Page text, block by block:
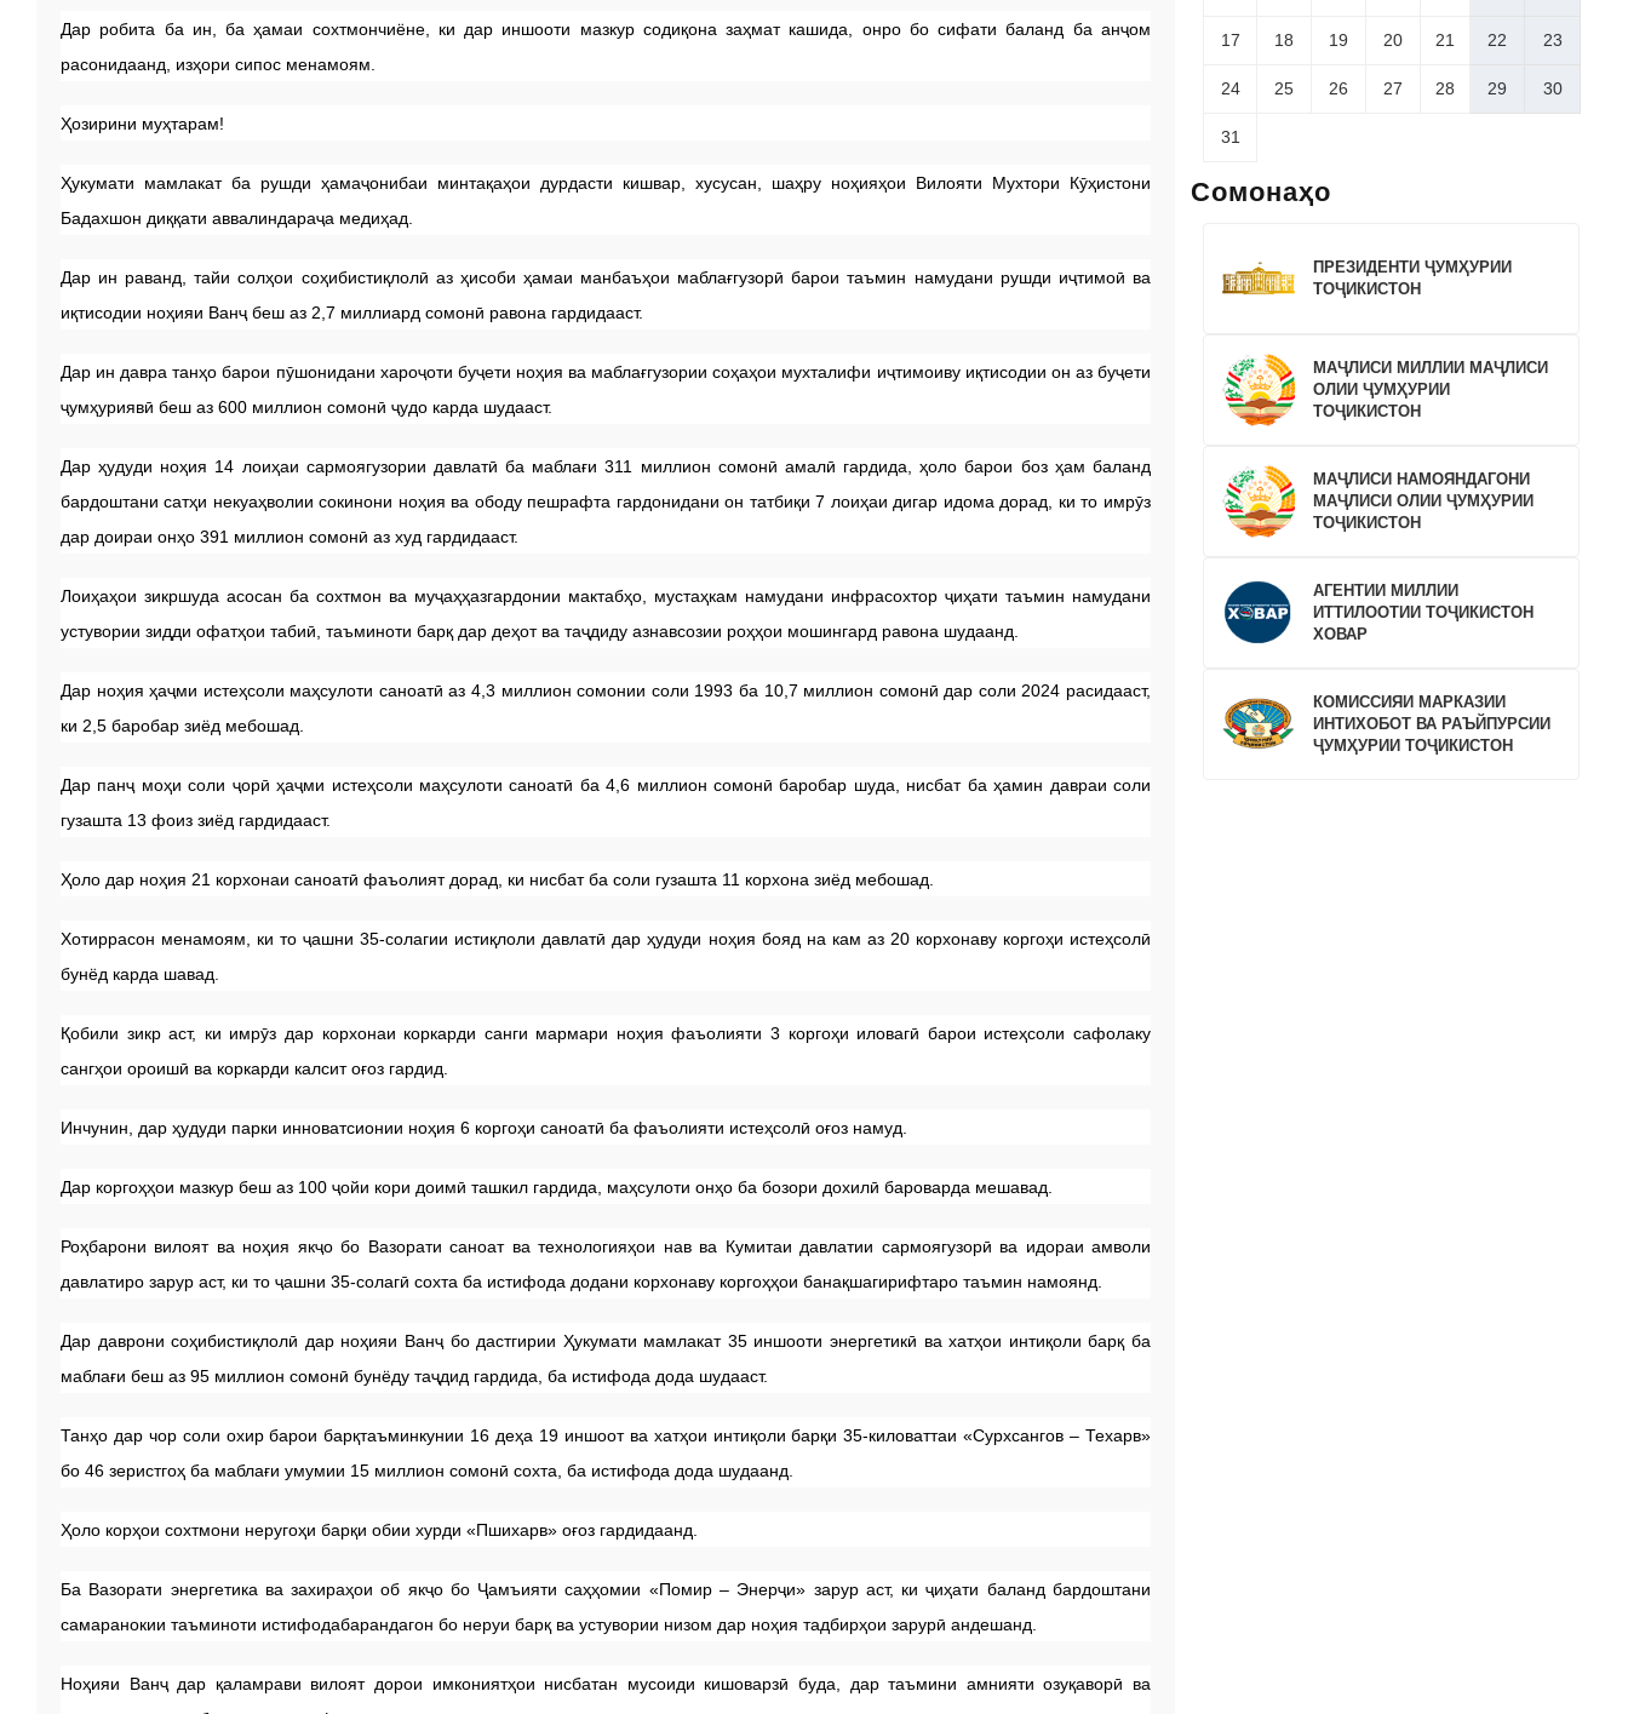
Дар робита ба ин, ба ҳамаи сохтмончиёне, ки дар иншооти мазкур содиқона заҳмат кашида, онро бо сифати баланд ба анҷом
расонидаанд, изҳори сипос менамоям.
Ҳозирини муҳтарам!
Ҳукумати мамлакат ба рушди ҳамаҷонибаи минтақаҳои дурдасти кишвар, хусусан, шаҳру ноҳияҳои Вилояти Мухтори Кӯҳистони
Бадахшон диққати аввалиндараҷа медиҳад.
Дар ин раванд, тайи солҳои соҳибистиқлолӣ аз ҳисоби ҳамаи манбаъҳои маблағгузорӣ барои таъмин намудани рушди иҷтимоӣ ва
иқтисодии ноҳияи Ванҷ беш аз 2,7 миллиард сомонӣ равона гардидааст.
Дар ин давра танҳо барои пӯшонидани хароҷоти буҷети ноҳия ва маблағгузории соҳаҳои мухталифи иҷтимоиву иқтисодии он аз буҷети
ҷумҳуриявӣ беш аз 600 миллион сомонӣ ҷудо карда шудааст.
Дар ҳудуди ноҳия 14 лоиҳаи сармоягузории давлатӣ ба маблағи 311 миллион сомонӣ амалӣ гардида, ҳоло барои боз ҳам баланд
бардоштани сатҳи некуаҳволии сокинони ноҳия ва ободу пешрафта гардонидани он татбиқи 7 лоиҳаи дигар идома дорад, ки то имрӯз
дар доираи онҳо 391 миллион сомонӣ аз худ гардидааст.
Лоиҳаҳои зикршуда асосан ба сохтмон ва муҷаҳҳазгардонии мактабҳо, мустаҳкам намудани инфрасохтор ҷиҳати таъмин намудани
устувории зидди офатҳои табиӣ, таъминоти барқ дар деҳот ва таҷдиду азнавсозии роҳҳои мошингард равона шудаанд.
Дар ноҳия ҳаҷми истеҳсоли маҳсулоти саноатӣ аз 4,3 миллион сомонии соли 1993 ба 10,7 миллион сомонӣ дар соли 2024 расидааст,
ки 2,5 баробар зиёд мебошад.
Дар панҷ моҳи соли ҷорӣ ҳаҷми истеҳсоли маҳсулоти саноатӣ ба 4,6 миллион сомонӣ баробар шуда, нисбат ба ҳамин давраи соли
гузашта 13 фоиз зиёд гардидааст.
Ҳоло дар ноҳия 21 корхонаи саноатӣ фаъолият дорад, ки нисбат ба соли гузашта 11 корхона зиёд мебошад.
Хотиррасон менамоям, ки то ҷашни 35-солагии истиқлоли давлатӣ дар ҳудуди ноҳия бояд на кам аз 20 корхонаву коргоҳи истеҳсолӣ
бунёд карда шавад.
Қобили зикр аст, ки имрӯз дар корхонаи коркарди санги мармари ноҳия фаъолияти 3 коргоҳи иловагӣ барои истеҳсоли сафолаку
сангҳои ороишӣ ва коркарди калсит оғоз гардид.
Инчунин, дар ҳудуди парки инноватсионии ноҳия 6 коргоҳи саноатӣ ба фаъолияти истеҳсолӣ оғоз намуд.
Дар коргоҳҳои мазкур беш аз 100 ҷойи кори доимӣ ташкил гардида, маҳсулоти онҳо ба бозори дохилӣ бароварда мешавад.
Роҳбарони вилоят ва ноҳия якҷо бо Вазорати саноат ва технологияҳои нав ва Кумитаи давлатии сармоягузорӣ ва идораи амволи
давлатиро зарур аст, ки то ҷашни 35-солагӣ сохта ба истифода додани корхонаву коргоҳҳои банақшагирифтаро таъмин намоянд.
Дар даврони соҳибистиқлолӣ дар ноҳияи Ванҷ бо дастгирии Ҳукумати мамлакат 35 иншооти энергетикӣ ва хатҳои интиқоли барқ ба
маблағи беш аз 95 миллион сомонӣ бунёду таҷдид гардида, ба истифода дода шудааст.
Танҳо дар чор соли охир барои барқтаъминкунии 16 деҳа 19 иншоот ва хатҳои интиқоли барқи 35-киловаттаи «Сурхсангов – Техарв»
бо 46 зеристгоҳ ба маблағи умумии 15 миллион сомонӣ сохта, ба истифода дода шудаанд.
Ҳоло корҳои сохтмони неругоҳи барқи обии хурди «Пшихарв» оғоз гардидаанд.
Ба Вазорати энергетика ва захираҳои об якҷо бо Ҷамъияти саҳҳомии «Помир – Энерҷи» зарур аст, ки ҷиҳати баланд бардоштани
самаранокии таъминоти истифодабарандагон бо неруи барқ ва устувории низом дар ноҳия тадбирҳои зарурӣ андешанд.
Ноҳияи Ванҷ дар қаламрави вилоят дорои имкониятҳои нисбатан мусоиди кишоварзӣ буда, дар таъмини амнияти озуқаворӣ ва
17 18 19 20 21 22 23
24 25 26 27 28 29 30
31
Сомонаҳо
ПРЕЗИДЕНТИ ҶУМҲУРИИ
ТОҶИКИСТОН
МАҶЛИСИ МИЛЛИИ МАҶЛИСИ
ОЛИИ ҶУМҲУРИИ
ТОҶИКИСТОН
МАҶЛИСИ НАМОЯНДАГОНИ
МАҶЛИСИ ОЛИИ ҶУМҲУРИИ
ТОҶИКИСТОН
АГЕНТИИ МИЛЛИИ
ИТТИЛООТИИ ТОҶИКИСТОН
ХОВАР
КОМИССИЯИ МАРКАЗИИ
ИНТИХОБОТ ВА РАЪЙПУРСИИ
ҶУМҲУРИИ ТОҶИКИСТОН